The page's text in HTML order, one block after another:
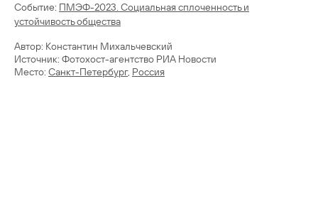
Cобытие: ПМЭФ-2023. Социальная сплоченность и
устойчивость общества
Автор: Константин Михальчевский
Источник: Фотохост-агентство РИА Новости
Место: Санкт-Петербург, Россия